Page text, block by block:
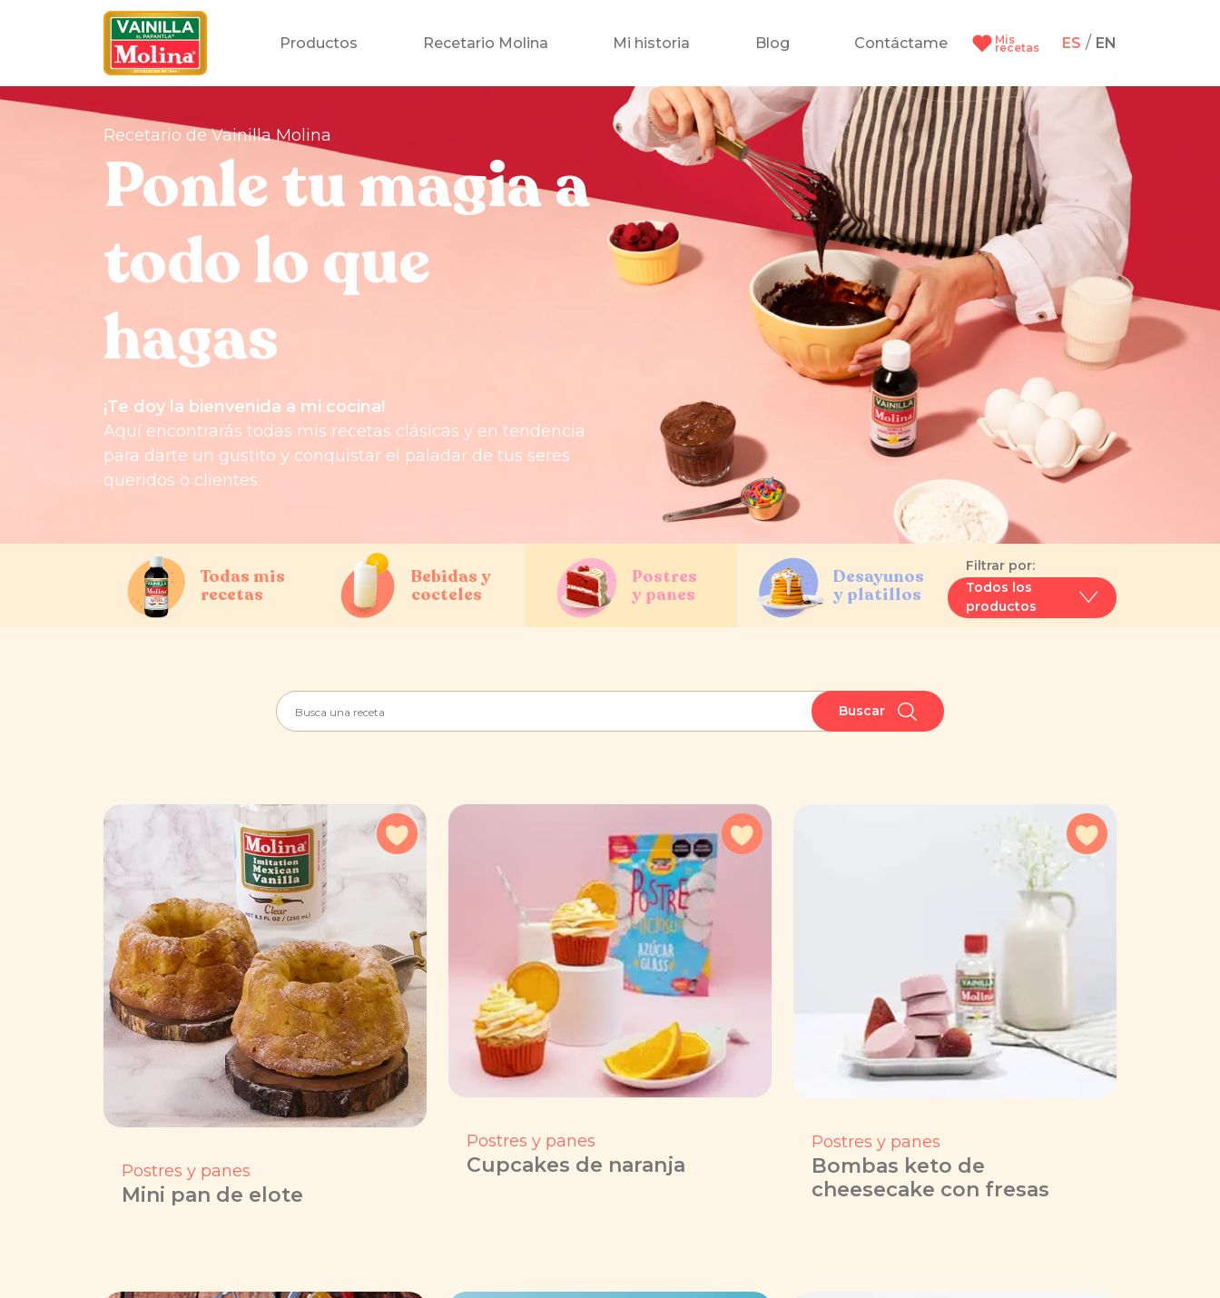
ES / EN
Mis
recetas
Productos Recetario Molina Mi historia Blog Contáctame
Recetario de Vainilla Molina
Ponle tu magia a
todo lo que
hagas
¡Te doy la bienvenida a mi cocina!
Aquí encontrarás todas mis recetas clásicas y en tendencia
para darte un gustito y conquistar el paladar de tus seres
queridos o clientes.
Todas mis
recetas
Bebidas y
cocteles
Postres
y panes
Desayunos
y platillos
Filtrar por:
Todos los
productos
Buscar
Postres y panes
Mini pan de elote
Agregar a favoritos
Postres y panes
Cupcakes de naranja
Postres y panes
Bombas keto de
cheesecake con fresas